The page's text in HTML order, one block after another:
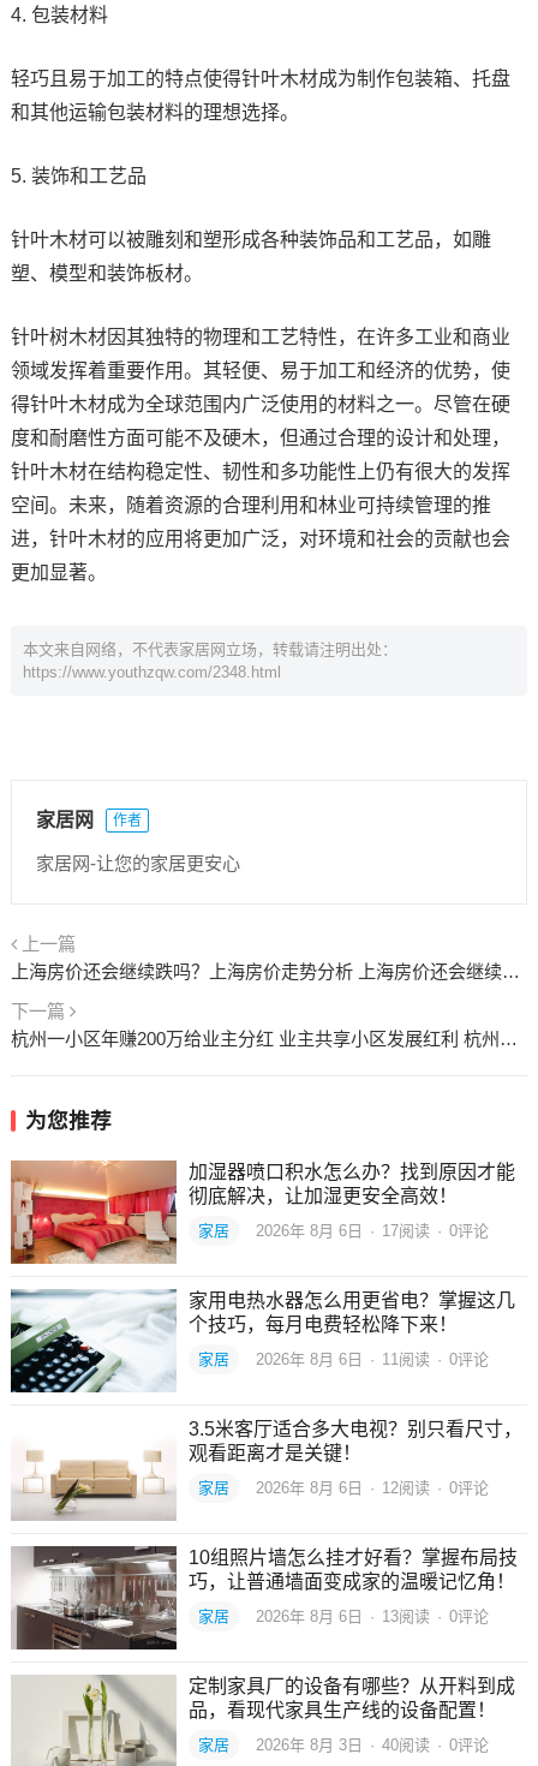
4. 包装材料
轻巧且易于加工的特点使得针叶木材成为制作包装箱、托盘
和其他运输包装材料的理想选择。
5. 装饰和工艺品
针叶木材可以被雕刻和塑形成各种装饰品和工艺品，如雕
塑、模型和装饰板材。
针叶树木材因其独特的物理和工艺特性，在许多工业和商业
领域发挥着重要作用。其轻便、易于加工和经济的优势，使
得针叶木材成为全球范围内广泛使用的材料之一。尽管在硬
度和耐磨性方面可能不及硬木，但通过合理的设计和处理，
针叶木材在结构稳定性、韧性和多功能性上仍有很大的发挥
空间。未来，随着资源的合理利用和林业可持续管理的推
进，针叶木材的应用将更加广泛，对环境和社会的贡献也会
更加显著。
本文来自网络，不代表家居网立场，转载请注明出处：
https://www.youthzqw.com/2348.html
家居网 作者
家居网-让您的家居更安心
上一篇
上海房价还会继续跌吗？上海房价走势分析 上海房价还会继续上涨吗
下一篇
杭州一小区年赚200万给业主分红 业主共享小区发展红利 杭州好一点的小区
为您推荐
加湿器喷口积水怎么办？找到原因才能
彻底解决，让加湿更安全高效！
家居 2026年 8月 6日 · 17阅读 · 0评论
家用电热水器怎么用更省电？掌握这几
个技巧，每月电费轻松降下来！
家居 2026年 8月 6日 · 11阅读 · 0评论
3.5米客厅适合多大电视？别只看尺寸，
观看距离才是关键！
家居 2026年 8月 6日 · 12阅读 · 0评论
10组照片墙怎么挂才好看？掌握布局技
巧，让普通墙面变成家的温暖记忆角！
家居 2026年 8月 6日 · 13阅读 · 0评论
定制家具厂的设备有哪些？从开料到成
品，看现代家具生产线的设备配置！
家居 2026年 8月 3日 · 40阅读 · 0评论